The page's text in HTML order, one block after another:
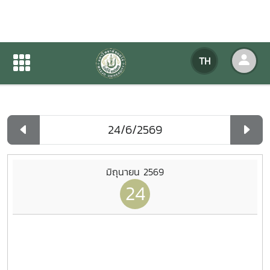
TH
ปฏิทินกิจกรรมของหน่วยงาน
ปฏิทินกิจกรรมของหน่วยงาน
มิถุนายน 2569
24